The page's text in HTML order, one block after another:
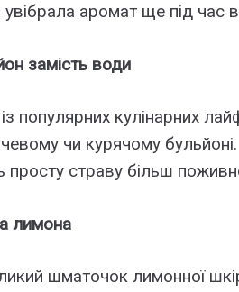
увібрала аромат ще під час
замість води
популярних кулінарних
чи курячому
просту страву більш
лимона
шматочок лимонної